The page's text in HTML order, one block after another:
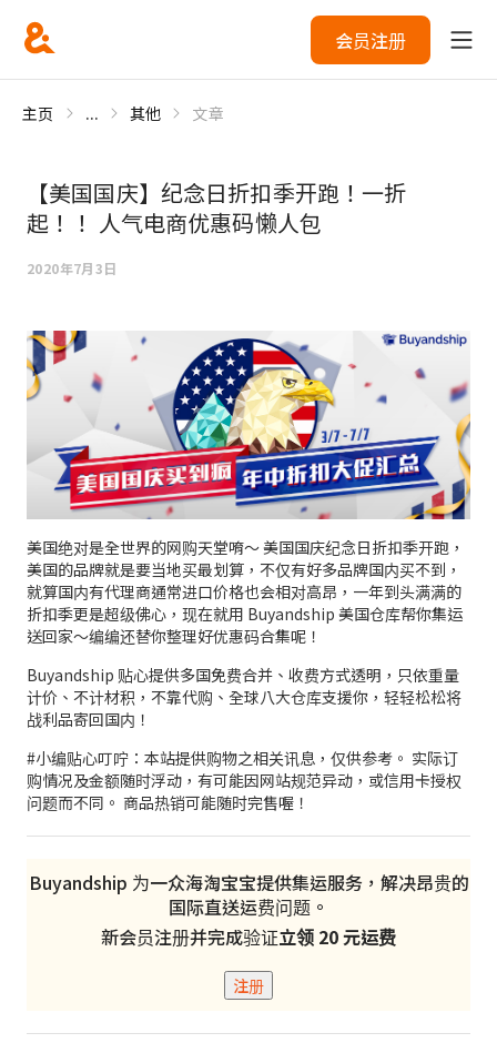
会员注册
主页 ... 其他 文章
【美国国庆】纪念日折扣季开跑！一折
起！！ 人气电商优惠码懒人包
2020年7月3日
美国绝对是全世界的网购天堂唷～ 美国国庆纪念日折扣季开跑，
美国的品牌就是要当地买最划算，不仅有好多品牌国内买不到，
就算国内有代理商通常进口价格也会相对高昂，一年到头满满的
折扣季更是超级佛心，现在就用 Buyandship 美国仓库帮你集运
送回家～编编还替你整理好优惠码合集呢！
Buyandship 贴心提供多国免费合并、收费方式透明，只依重量
计价、不计材积，不靠代购、全球八大仓库支援你，轻轻松松将
战利品寄回国内！
#小编贴心叮咛：本站提供购物之相关讯息，仅供参考。 实际订
购情况及金额随时浮动，有可能因网站规范异动，或信用卡授权
问题而不同。 商品热销可能随时完售喔！
Buyandship 为一众海淘宝宝提供集运服务，解决昂贵的
国际直送运费问题。
新会员注册并完成验证立领 20 元运费
注册